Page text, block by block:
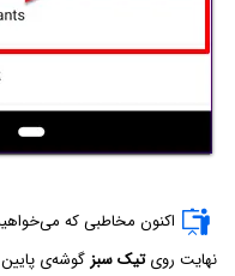
اکنون مخاطبی که
نهایت رویتیک سبز گوشه‌ی